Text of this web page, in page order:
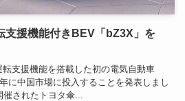
支援機能付きBEV「bZ3X」を
支援機能を搭載した初の電気自動車
に中国市場に投入することを発表しまし
されたトヨタ傘...